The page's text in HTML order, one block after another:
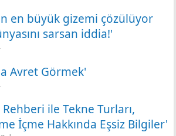
en büyük gizemi çözülüyor
sarsan iddia!'
Avret Görmek'
ile Tekne Turları,
İçme Hakkında Eşsiz Bilgiler'